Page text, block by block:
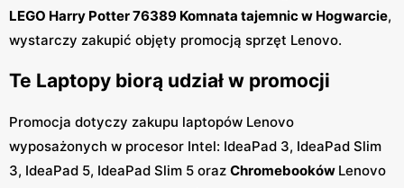
LEGO Harry Potter 76389 Komnata tajemnic w Hogwarcie,
wystarczy zakupić objęty promocją sprzęt Lenovo.
Te Laptopy biorą udział w promocji
Promocja dotyczy zakupu laptopów Lenovo
wyposażonych w procesor Intel: IdeaPad 3, IdeaPad Slim
3, IdeaPad 5, IdeaPad Slim 5 oraz Chromebooków Lenovo